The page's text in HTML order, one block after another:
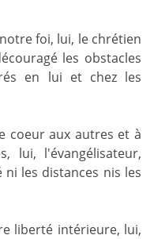
foi, lui, le chrétien
les obstacles
en lui et chez les
coeur aux autres et à
lui, l'évangélisateur,
les distances nis les
liberté intérieure, lui,